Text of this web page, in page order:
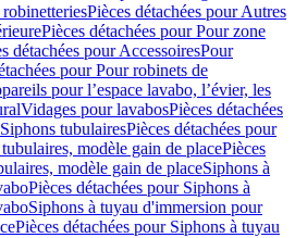
Pièces détachées pour Autres
Pièces détachées pour Pour zone
détachées pour AccessoiresPour
pour Pour robinets de
pour l’espace lavabo, l’évier, les
Vidages pour lavabosPièces détachées
Siphons tubulairesPièces détachées pour
modèle gain de placePièces
modèle gain de placeSiphons à
Pièces détachées pour Siphons à
Siphons à tuyau d'immersion pour
Pièces détachées pour Siphons à tuyau